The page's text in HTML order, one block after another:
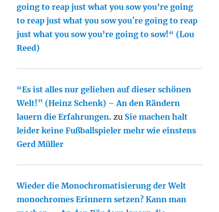
going to reap just what you sow you’re going
to reap just what you sow you′re going to reap
just what you sow you’re going to sow!“ (Lou
Reed)
“Es ist alles nur geliehen auf dieser schönen
Welt!” (Heinz Schenk) – An den Rändern
lauern die Erfahrungen. zu Sie machen halt
leider keine Fußballspieler mehr wie einstens
Gerd Müller
Wieder die Monochromatisierung der Welt
monochromes Erinnern setzen? Kann man